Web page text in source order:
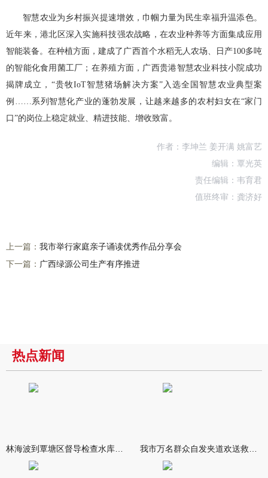
智慧农业为乡村振兴提速增效，巾帼力量为民生幸福升温添色。
近年来，港北区深入实施科技强农战略，在农业种养等方面集成应用
智能装备。在种植方面，建成了广西首个水稻无人农场、日产100多吨
的智能化食用菌工厂；在养殖方面，广西贵港智慧农业科技小院成功
揭牌成立，“贵牧IoT智慧猪场解决方案”入选全国智慧农业典型案
例……系列智慧化产业的蓬勃发展，让越来越多的农村妇女在“家门
口”的岗位上稳定就业、精进技能、增收致富。
作者：李坤兰 姜开满 姚富艺
编辑：覃光英
责任编辑：韦育君
值班终审：龚济好
上一篇： 我市举行家庭亲子诵读优秀作品分享会
下一篇： 广西绿源公司生产有序推进
热点新闻